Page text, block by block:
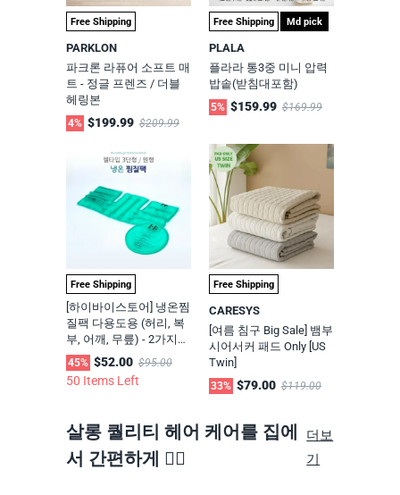
Free Shipping
PARKLON
파크론 라퓨어 소프트 매
트 - 정글 프렌즈 / 더블
헤링본
4% $199.99 $209.99
Free Shipping Md pick
PLALA
플라라 통3중 미니 압력
밥솥(받침대포함)
5% $159.99 $169.99
Free Shipping
[하이바이스토어] 냉온찜
질팩 다용도용 (허리, 복
부, 어깨, 무릎) - 2가지
타입
45% $52.00 $95.00
50 Items Left
Free Shipping
CARESYS
[여름 침구 Big Sale] 뱀부
시어서커 패드 Only [US
Twin]
33% $79.00 $119.00
살롱 퀄리티 헤어 케어를 집에
서 간편하게 💆‍♀️
더보
기